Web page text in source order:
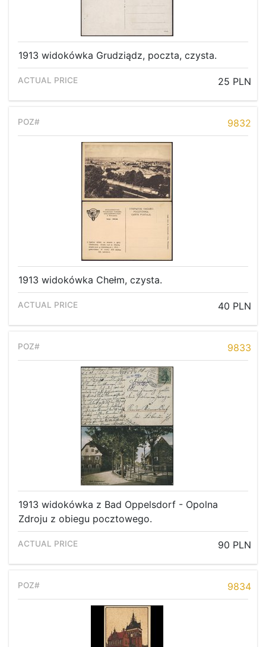
1913 widokówka Grudziądz, poczta, czysta.
25 PLN
9832
1913 widokówka Chełm, czysta.
40 PLN
9833
1913 widokówka z Bad Oppelsdorf - Opolna
Zdroju z obiegu pocztowego.
90 PLN
9834